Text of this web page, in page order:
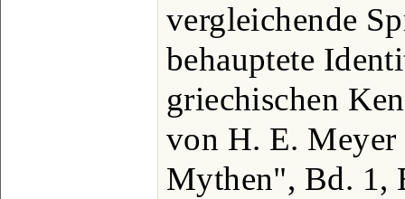
vergleichende
behauptete
griechischen
von H. E.
Mythen", Bd. 1,